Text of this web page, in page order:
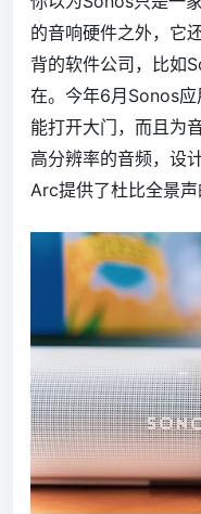
的音响硬件之外，它
背的软件公司，比如
在。今年6月Sonos
能打开大门，而且为
高分辨率的音频，设
Arc提供了杜比全景声